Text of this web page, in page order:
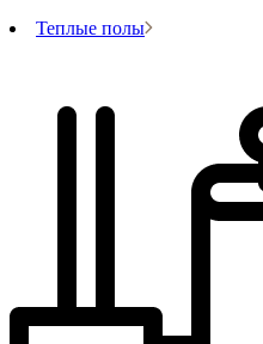
Теплые полы